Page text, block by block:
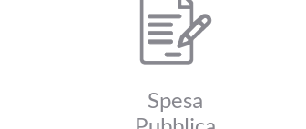
Spesa